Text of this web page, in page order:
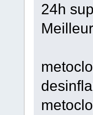
24h